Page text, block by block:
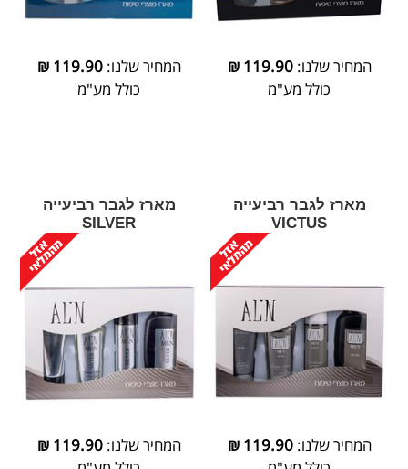
המחיר שלנו:119.90
₪
כולל מע"מ
המחיר שלנו:119.90
₪
כולל מע"מ
מארז לגבר רביעייה
VICTUS
המחיר שלנו:119.90
₪
מארז לגבר רביעייה
SILVER
המחיר שלנו:119.90
₪